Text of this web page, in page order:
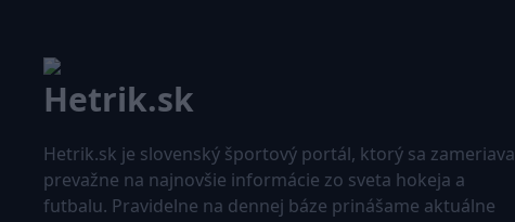
Hetrik.sk je slovenský športový portál, ktorý sa zameriava
prevažne na najnovšie informácie zo sveta hokeja a
futbalu. Pravidelne na dennej báze prinášame aktuálne